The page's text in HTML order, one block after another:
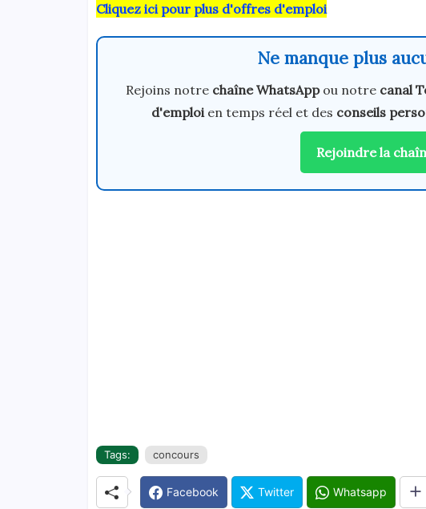
Cliquez ici pour plus d'offres d'emploi
Ne manque plus
Rejoins notre chaîne WhatsAppou notre canal
d'emploien temps réel et des conseils
Rejoindre la
Tags: concours
Facebook Twitter Whatsapp